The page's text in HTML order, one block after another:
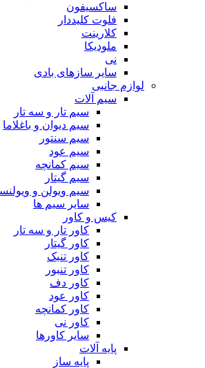
ساکسیفون
فلوت کلیددار
کلارینت
ملودیکا
نی
سایر سازهای بادی
لوازم جانبی
سیم آلات
سیم تار و سه تار
سیم دیوان و باغلاما
سیم سنتور
سیم عود
سیم کمانچه
سیم گیتار
سیم ویولن و
سایر سیم ها
کیس و کاور
کاور تار و سه تار
کاور گیتار
کاور تنبک
کاور تنبور
کاور دف
کاور عود
کاور کمانچه
کاور نی
سایر کاورها
پایه آلات
پایه ساز